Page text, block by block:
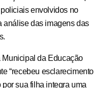
envolvidos no
análise das imagens das
Municipal da Educação
“recebeu esclarecimento
sua filha integra uma